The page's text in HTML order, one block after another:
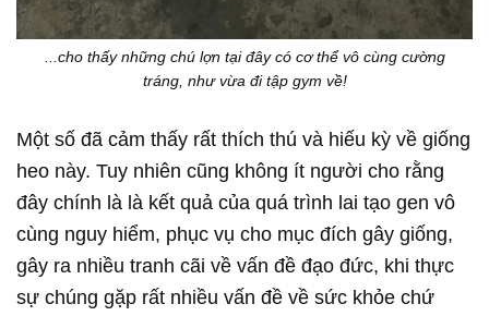
...cho thấy những chú lợn tại đây có cơ thể vô cùng cường
tráng, như vừa đi tập gym về!
Một số đã cảm thấy rất thích thú và hiếu kỳ về giống
heo này. Tuy nhiên cũng không ít người cho rằng
đây chính là là kết quả của quá trình lai tạo gen vô
cùng nguy hiểm, phục vụ cho mục đích gây giống,
gây ra nhiều tranh cãi về vấn đề đạo đức, khi thực
sự chúng gặp rất nhiều vấn đề về sức khỏe chứ